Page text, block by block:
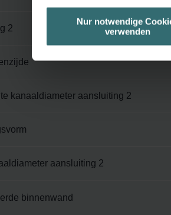
unserer Website verwenden, um
basierend auf Ihren Interessen
Datenschutzerklärung widerrufen.
Zehnder Group AG: Data Privacy
Zehnder Group Italia S.r.l.:
Zehnder Group Nederland bv:
Nur notwendige
verwenden
2
kanaaldiameter aansluiting 2
aansluiting 2
binnenwand